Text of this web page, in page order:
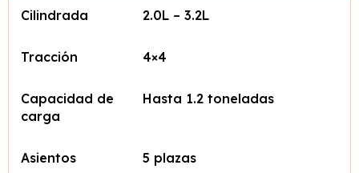
Cilindrada 2.0L – 3.2L
Tracción 4×4
Capacidad de
carga
Hasta 1.2 toneladas
Asientos 5 plazas